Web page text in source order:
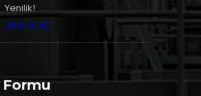
Yenilik!
2021-11-29